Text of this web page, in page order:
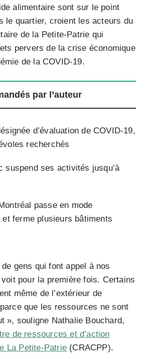
alimentaire sont sur le point
le quartier, croient les acteurs du
de la Petite-Patrie qui
pervers de la crise économique
de la COVID-19.
par l’auteur
d’évaluation de COVID-19,
recherchés
suspend ses activités jusqu’à
passe en mode
et ferme plusieurs bâtiments
gens qui font appel à nos
pour la première fois. Certains
même de l’extérieur de
que les ressources ne sont
», souligne Nathalie Bouchard,
de ressources et d’action
La Petite-Patrie (CRACPP).